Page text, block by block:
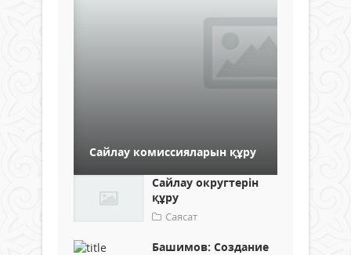
Сайлау комиссияларын құру
Сайлау округтерін
құру
Саясат
Башимов: Создание